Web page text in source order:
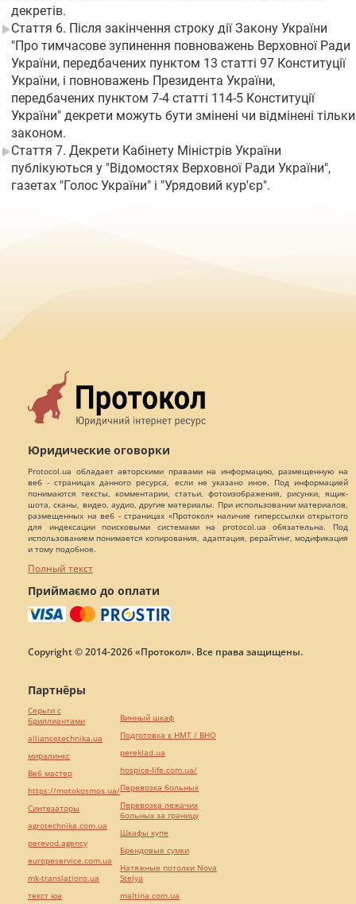
декретів.
Стаття 6. Після закінчення строку дії Закону України
"Про тимчасове зупинення повноважень Верховної Ради
України, передбачених пунктом 13 статті 97 Конституції
України, і повноважень Президента України,
передбачених пунктом 7-4 статті 114-5 Конституції
України" декрети можуть бути змінені чи відмінені тільки
законом.
Стаття 7. Декрети Кабінету Міністрів України
публікуються у "Відомостях Верховної Ради України",
газетах "Голос України" і "Урядовий кур'єр".
Юридические оговорки
Protocol.ua обладает авторскими правами на информацию, размещенную на
веб - страницах данного ресурса, если не указано иное. Под информацией
понимаются тексты, комментарии, статьи, фотоизображения, рисунки, ящик-
шота, сканы, видео, аудио, другие материалы. При использовании материалов,
размещенных на веб - страницах «Протокол» наличие гиперссылки открытого
для индексации поисковыми системами на protocol.ua обязательна. Под
использованием понимается копирования, адаптация, рерайтинг, модификация
и тому подобное.
Полный текст
Приймаємо до оплати
Copyright © 2014-2026 «Протокол». Все права защищены.
Партнёры
Серьги с
бриллиантами
alliancetechnika.ua
миралинкс
Веб мастер
https://motokosmos.ua/
Синтезаторы
agrotechnika.com.ua
perevod.agency
europeservice.com.ua
mk-translations.ua
текст юа
Винный шкаф
Подготовка к НМТ / ВНО
pereklad.ua
hospice-life.com.ua/
Перевозка больных
Перевозка лежачих
больных за границу
Шкафы купе
Брендовые сумки
Натяжные потолки Nova
Stelya
maltina.com.ua